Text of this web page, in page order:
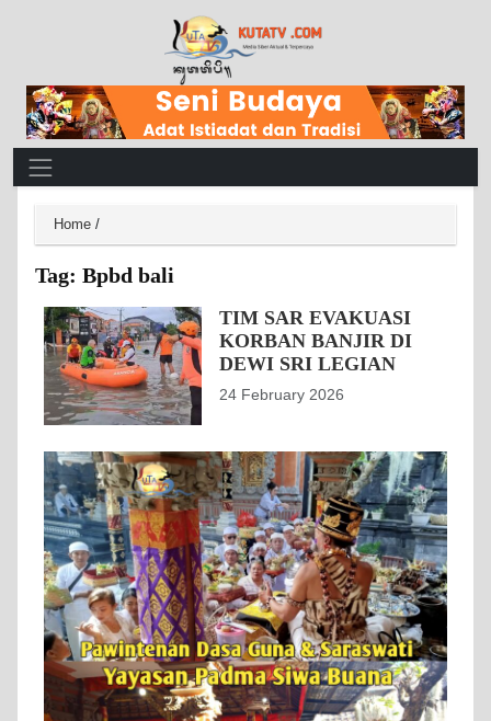
Main Navigation
Home /
Tag: Bpbd bali
TIM SAR EVAKUASI
KORBAN BANJIR DI
DEWI SRI LEGIAN
24 February 2026